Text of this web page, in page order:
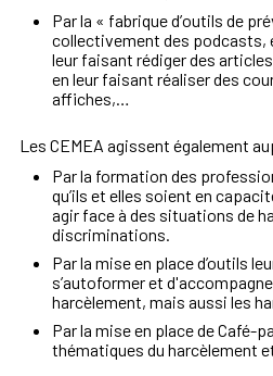
Par la « fabrique d’outils de pr
collectivement des podcasts,
leur faisant rédiger des
en leur faisant réaliser des
affiches,…
Les CEMEA agissent également
Par la formation des
qu’ils et elles soient en
agir face à des situations de
discriminations.
Par la mise en place d’outils
s’autoformer et
harcèlement, mais aussi les
Par la mise en place de Café-
thématiques du harcèlement